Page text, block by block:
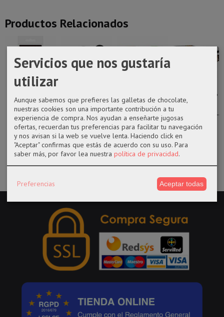
Productos Relacionados
Llavero Marvel
Deadpool
3,25 €
Bolso
bandolera
Disney Mickey
19,95 €
FUNKO POP
952 Dragon Ball
Z Kami
14,50 €
FUNKO POP
871 MUZAN
KIBUTSUJI -...
14,50 €
Servicios que nos gustaría
utilizar
Aunque sabemos que prefieres las galletas de chocolate,
nuestras cookies son una importante contribución a tu
experiencia de compra. Nos ayudan a enseñarte jugosas
ofertas, recuerdan tus preferencias para facilitar tu navegación
y nos avisan si la web se vuelve lenta. Haciendo click en
"Aceptar" confirmas que estás de acuerdo con su uso. Para
saber más, por favor lea nuestra política de privacidad.
Preferencias Aceptar todas